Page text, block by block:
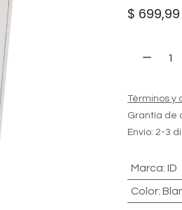
$ 699,99
Términos y
Grantía de
Envío: 2-3
Marca: ID
Color: